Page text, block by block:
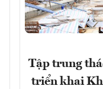
Tập trung
triển khai